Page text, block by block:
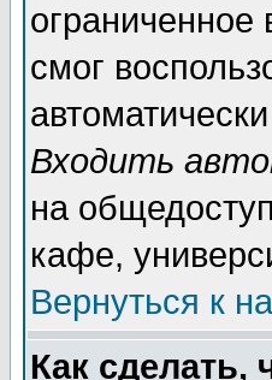
ограниченное
смог
Входить
на
кафе,
Вернуться к
Как сделать,